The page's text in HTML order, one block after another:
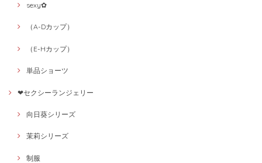
sexy✿
（A-Dカップ）
（E-Hカップ）
単品ショーツ
❤セクシーランジェリー
向日葵シリーズ
茉莉シリーズ
制服